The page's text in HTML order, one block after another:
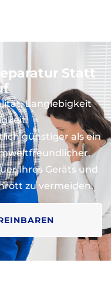
Statt
Langlebigkeit
günstiger als ein
Ihres Geräts und
zu vermeiden.